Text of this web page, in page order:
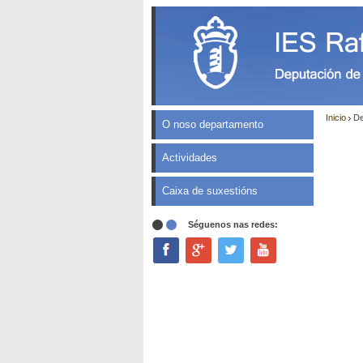
O noso departamento
Actividades
Caixa de suxestións
Séguenos nas redes:
Inicio